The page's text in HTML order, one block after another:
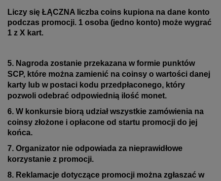
Liczy się ŁĄCZNA liczba coins kupiona na dane konto
podczas promocji. 1 osoba (jedno konto) może wygrać
1 z X kart.
5. Nagroda zostanie przekazana w formie punktów
SCP, które można zamienić na coinsy o wartości danej
karty lub w postaci kodu przedpłaconego, który
pozwoli odebrać odpowiednią ilość monet.
6. W konkursie biorą udział wszystkie zamówienia na
coinsy złożone i opłacone od startu promocji do jej
końca.
7. Organizator nie odpowiada za nieprawidłowe
korzystanie z promocji.
8. Reklamacje dotyczące promocji można zgłaszać w